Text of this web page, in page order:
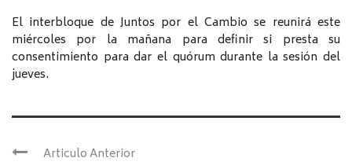
El interbloque de Juntos por el Cambio se reunirá este
miércoles por la mañana para definir si presta su
consentimiento para dar el quórum durante la sesión del
jueves.
Articulo Anterior